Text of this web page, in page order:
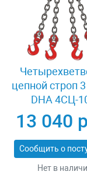
цепной строп
DHA 4СЦ-
13 040
Нет в